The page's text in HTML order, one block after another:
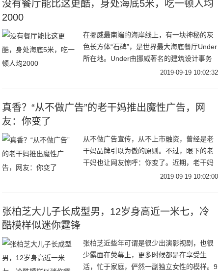
没有餐厅能比这更酷，身处海底5米，吃一顿人均
2000
在挪威最南端的海岸线上，有一块神秘的灰
色长方体“石碑”，是世界最大海底餐厅Under
所在地。Under由挪威著名的建筑设计事务
所Snøhetta 操刀设计。建筑内底部还有一整
2019-09-19 10:02:32
真香？“从不做广告”的老干妈推出魔性广告，网
友：你变了
从不做广告宣传，从不上市融资，曾经是老
干妈品牌引以为傲的原则。不过，眼下的老
干妈也让网友惊呼：你变了。近期，老干妈
凭借一则魔性十足的广告走红网络。不仅如
2019-09-19 10:02:00
张柏芝大儿子长成型男，12岁身高近一米七，冷
酷模样似迷你霆锋
张柏芝近些年可谓是很少出演影视剧，也很
少露面在荧幕上，更多时候都是在享受生
活，忙于家庭，俨然一副独立女性的模样。9